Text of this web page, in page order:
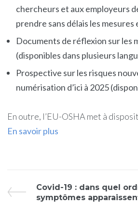
chercheurs et aux employeurs
prendre sans délais les
Documents de réflexion sur les
(disponibles dans plusieurs
Prospective sur les risques
numérisation d’ici à 2025
En outre, l’EU-OSHA met à
En savoir plus
Covid-19 : dans quel
symptômes